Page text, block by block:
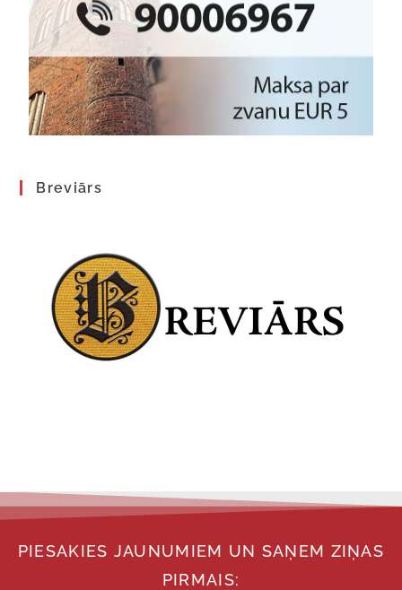
Breviārs
PIESAKIES JAUNUMIEM UN SAŅEM ZIŅAS
PIRMAIS: